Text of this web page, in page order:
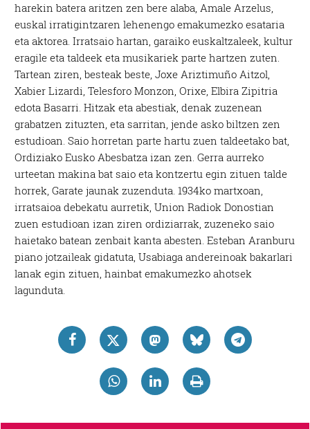
harekin batera aritzen zen bere alaba, Amale Arzelus,
euskal irratigintzaren lehenengo emakumezko esataria
eta aktorea. Irratsaio hartan, garaiko euskaltzaleek, kultur
eragile eta taldeek eta musikariek parte hartzen zuten.
Tartean ziren, besteak beste, Joxe Ariztimuño Aitzol,
Xabier Lizardi, Telesforo Monzon, Orixe, Elbira Zipitria
edota Basarri. Hitzak eta abestiak, denak zuzenean
grabatzen zituzten, eta sarritan, jende asko biltzen zen
estudioan. Saio horretan parte hartu zuen taldeetako bat,
Ordiziako Eusko Abesbatza izan zen. Gerra aurreko
urteetan makina bat saio eta kontzertu egin zituen talde
horrek, Garate jaunak zuzenduta. 1934ko martxoan,
irratsaioa debekatu aurretik, Union Radiok Donostian
zuen estudioan izan ziren ordiziarrak, zuzeneko saio
haietako batean zenbait kanta abesten. Esteban Aranburu
piano jotzaileak gidatuta, Usabiaga andereinoak bakarlari
lanak egin zituen, hainbat emakumezko ahotsek
lagunduta.